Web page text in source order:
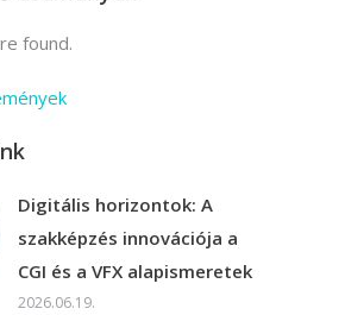
found.
Digitális horizontok: A
szakképzés innovációja a
CGI és a VFX alapismeretek
2026.06.19.